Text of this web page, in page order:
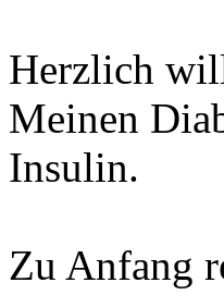
Herzlich
Meinen
Insulin.
Zu Anfang